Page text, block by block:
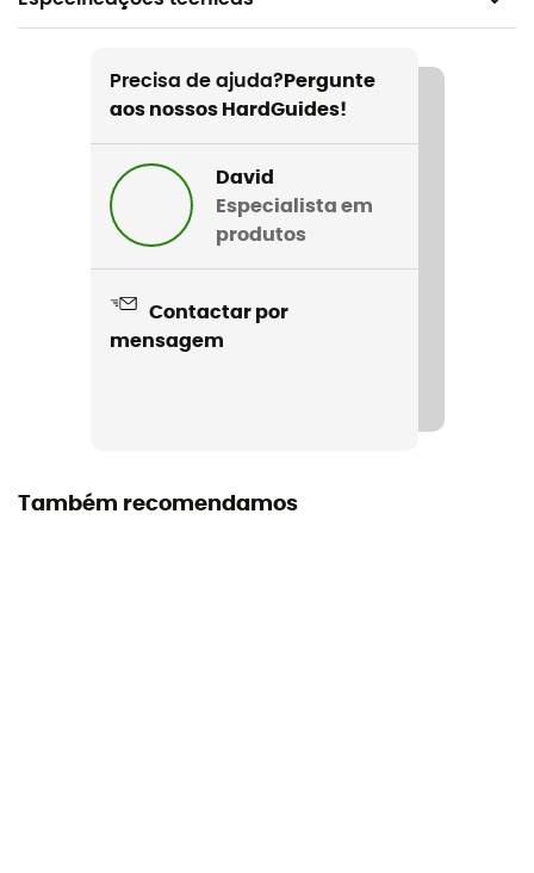
O dia a dia / Winter sports
Nome do produto
Sistema de fecho
Longas
Precisa de ajuda? Pergunte
aos nossos HardGuides!
David
Especialista em
produtos
Contactar por
mensagem
Também recomendamos